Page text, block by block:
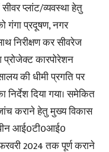
प्लांट/व्यवस्था हेतु
गंगा प्रदूषण, नगर
निरीक्षण कर सीवरेज
प्रोजेक्ट कारपोरेशन
की धीमी प्रगति पर
दिया गया। समेकित
कराने हेतु मुख्य विकास
आई0टी0आई0
2024 तक पूर्ण कराने